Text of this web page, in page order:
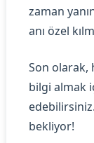
zaman
anı özel
Son olarak,
bilgi almak
bekliyor!